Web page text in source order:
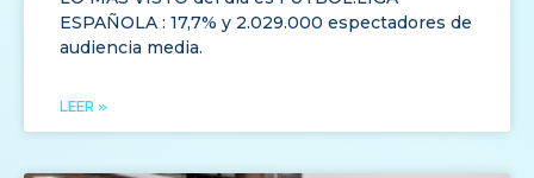
ESPAÑOLA : 17,7% y 2.029.000 espectadores de
audiencia media.
LEER »